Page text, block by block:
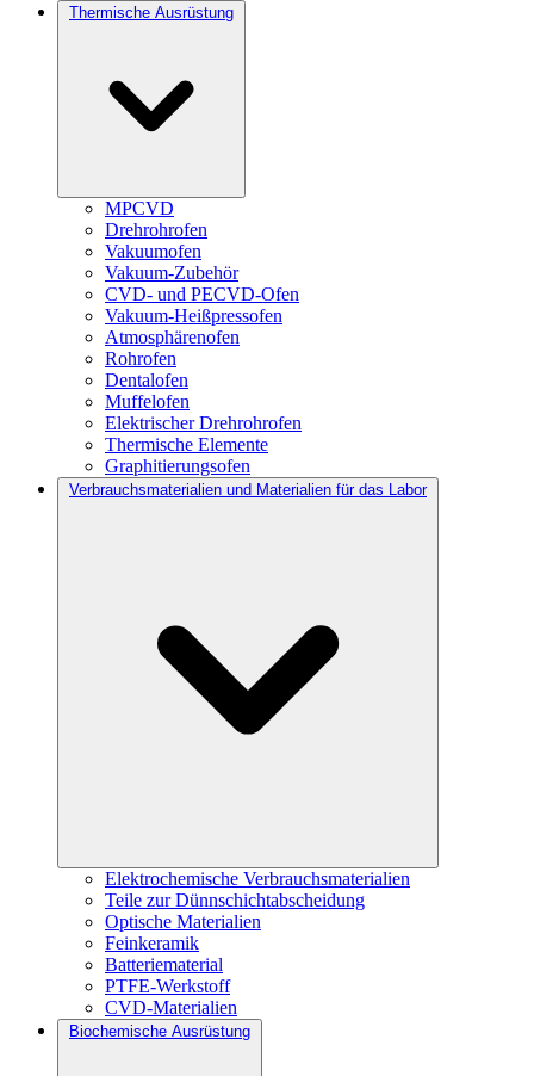
Thermische Ausrüstung
MPCVD
Drehrohrofen
Vakuumofen
Vakuum-Zubehör
CVD- und PECVD-Ofen
Vakuum-Heißpressofen
Atmosphärenofen
Rohrofen
Dentalofen
Muffelofen
Elektrischer Drehrohrofen
Thermische Elemente
Graphitierungsofen
Verbrauchsmaterialien und Materialien für das Labor
Elektrochemische Verbrauchsmaterialien
Teile zur Dünnschichtabscheidung
Optische Materialien
Feinkeramik
Batteriematerial
PTFE-Werkstoff
CVD-Materialien
Biochemische Ausrüstung